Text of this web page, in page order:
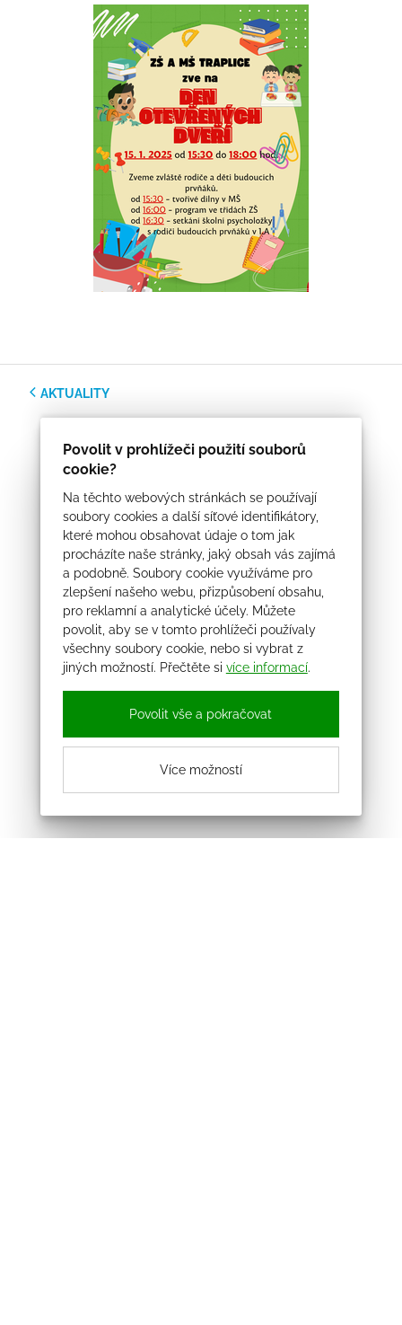
Povolit v prohlížeči použití souborů
cookie?
Na těchto webových stránkách se používají
soubory cookies a další síťové identifikátory,
které mohou obsahovat údaje o tom jak
procházíte naše stránky, jaký obsah vás zajímá
a podobně. Soubory cookie využíváme pro
zlepšení našeho webu, přizpůsobení obsahu,
pro reklamní a analytické účely. Můžete
povolit, aby se v tomto prohlížeči používaly
všechny soubory cookie, nebo si vybrat z
jiných možností. Přečtěte si více informací.
Povolit vše a pokračovat
Více možností
AKTUALITY